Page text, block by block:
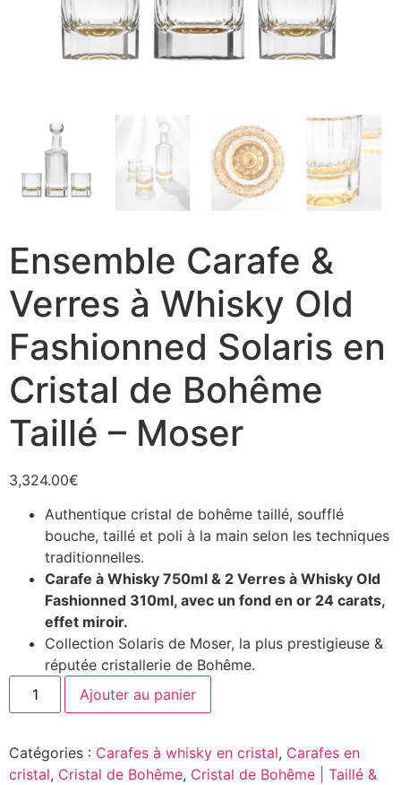
Ensemble Carafe &
Verres à Whisky Old
Fashionned Solaris en
Cristal de Bohême
Taillé – Moser
3,324.00€
Authentique cristal de bohême taillé, soufflé
bouche, taillé et poli à la main selon les techniques
traditionnelles.
Carafe à Whisky 750ml & 2 Verres à Whisky Old
Fashionned 310ml, avec un fond en or 24 carats,
effet miroir.
Collection Solaris de Moser, la plus prestigieuse &
réputée cristallerie de Bohême.
Ajouter au panier
Catégories : Carafes à whisky en cristal, Carafes en
cristal, Cristal de Bohême, Cristal de Bohême | Taillé &